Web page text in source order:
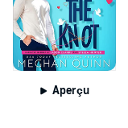
Aperçu